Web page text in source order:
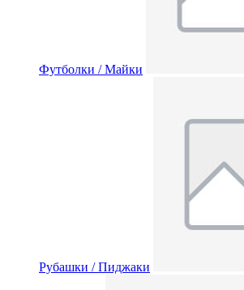
Футболки / Майки
Рубашки / Пиджаки